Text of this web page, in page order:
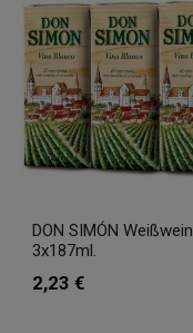
DON SIMÓN Weißwein
3x187ml.
2,23 €